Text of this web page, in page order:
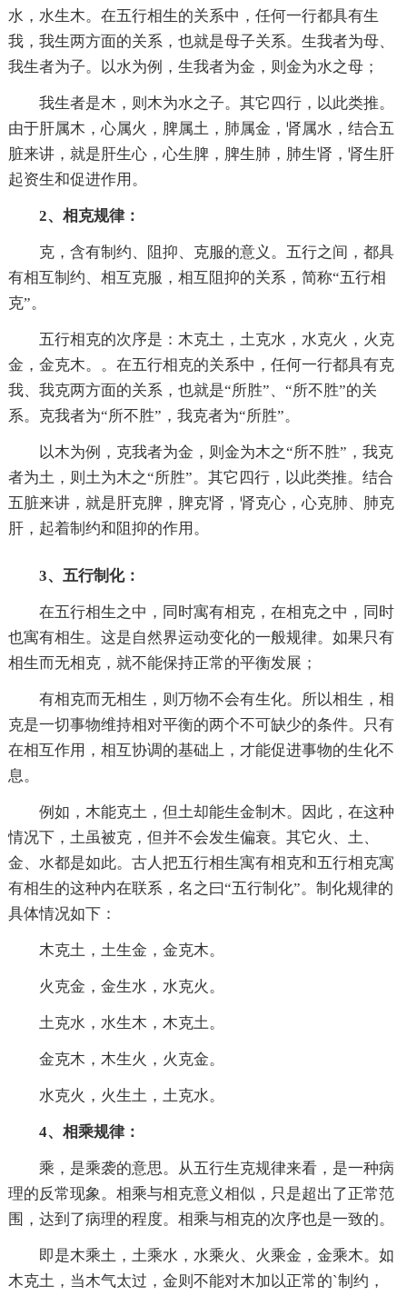
水，水生木。在五行相生的关系中，任何一行都具有生
我，我生两方面的关系，也就是母子关系。生我者为母、
我生者为子。以水为例，生我者为金，则金为水之母；
我生者是木，则木为水之子。其它四行，以此类推。
由于肝属木，心属火，脾属土，肺属金，肾属水，结合五
脏来讲，就是肝生心，心生脾，脾生肺，肺生肾，肾生肝
起资生和促进作用。
2、相克规律：
克，含有制约、阻抑、克服的意义。五行之间，都具
有相互制约、相互克服，相互阻抑的关系，简称“五行相
克”。
五行相克的次序是：木克土，土克水，水克火，火克
金，金克木。。在五行相克的关系中，任何一行都具有克
我、我克两方面的关系，也就是“所胜”、“所不胜”的关
系。克我者为“所不胜”，我克者为“所胜”。
以木为例，克我者为金，则金为木之“所不胜”，我克
者为土，则土为木之“所胜”。其它四行，以此类推。结合
五脏来讲，就是肝克脾，脾克肾，肾克心，心克肺、肺克
肝，起着制约和阻抑的作用。
3、五行制化：
在五行相生之中，同时寓有相克，在相克之中，同时
也寓有相生。这是自然界运动变化的一般规律。如果只有
相生而无相克，就不能保持正常的平衡发展；
有相克而无相生，则万物不会有生化。所以相生，相
克是一切事物维持相对平衡的两个不可缺少的条件。只有
在相互作用，相互协调的基础上，才能促进事物的生化不
息。
例如，木能克土，但土却能生金制木。因此，在这种
情况下，土虽被克，但并不会发生偏衰。其它火、土、
金、水都是如此。古人把五行相生寓有相克和五行相克寓
有相生的这种内在联系，名之曰“五行制化”。制化规律的
具体情况如下：
木克土，土生金，金克木。
火克金，金生水，水克火。
土克水，水生木，木克土。
金克木，木生火，火克金。
水克火，火生土，土克水。
4、相乘规律：
乘，是乘袭的意思。从五行生克规律来看，是一种病
理的反常现象。相乘与相克意义相似，只是超出了正常范
围，达到了病理的程度。相乘与相克的次序也是一致的。
即是木乘土，土乘水，水乘火、火乘金，金乘木。如
木克土，当木气太过，金则不能对木加以正常的`制约，